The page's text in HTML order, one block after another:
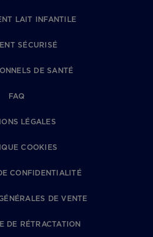
LAIT INFANTILE
SÉCURISÉ
DE SANTÉ
FAQ
LÉGALES
COOKIES
CONFIDENTIALITÉ
DE VENTE
DE RÉTRACTATION